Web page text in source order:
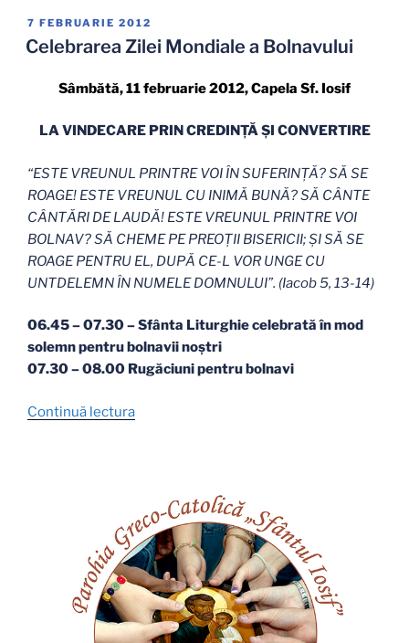
PUBLICAT
PE
7 FEBRUARIE 2012
Celebrarea Zilei Mondiale a Bolnavului
Sâmbătă, 11 februarie 2012, Capela Sf. Iosif
LA VINDECARE PRIN CREDINŢĂ ŞI CONVERTIRE
“ESTE VREUNUL PRINTRE VOI ÎN SUFERINŢĂ? SĂ SE
ROAGE! ESTE VREUNUL CU INIMĂ BUNĂ? SĂ CÂNTE
CÂNTĂRI DE LAUDĂ! ESTE VREUNUL PRINTRE VOI
BOLNAV? SĂ CHEME PE PREOŢII BISERICII; ŞI SĂ SE
ROAGE PENTRU EL, DUPĂ CE-L VOR UNGE CU
UNTDELEMN ÎN NUMELE DOMNULUI”. (Iacob 5, 13-14)
06.45 – 07.30 – Sfânta Liturghie celebrată în mod
solemn pentru bolnavii noștri
07.30 – 08.00 Rugăciuni pentru bolnavi
Continuă lectura„Celebrarea
Bolnavului”